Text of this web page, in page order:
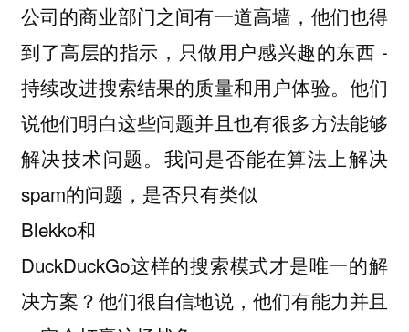
公司的商业部门之间有一道高墙，他们也得
到了高层的指示，只做用户感兴趣的东西 -
持续改进搜索结果的质量和用户体验。他们
说他们明白这些问题并且也有很多方法能够
解决技术问题。我问是否能在算法上解决
spam的问题，是否只有类似
Blekko和
DuckDuckGo这样的搜索模式才是唯一的解
决方案？他们很自信地说，他们有能力并且